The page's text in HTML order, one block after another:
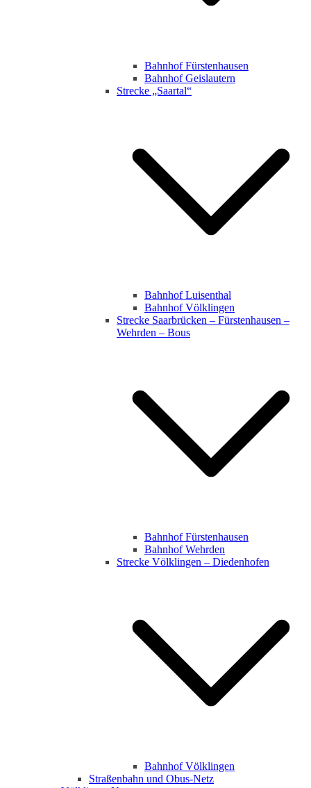
Bahnhof Fürstenhausen
Bahnhof Geislautern
Strecke „Saartal“
Bahnhof Luisenthal
Bahnhof Völklingen
Strecke Saarbrücken – Fürstenhausen –
Wehrden – Bous
Bahnhof Fürstenhausen
Bahnhof Wehrden
Strecke Völklingen – Diedenhofen
Bahnhof Völklingen
Straßenbahn und Obus-Netz